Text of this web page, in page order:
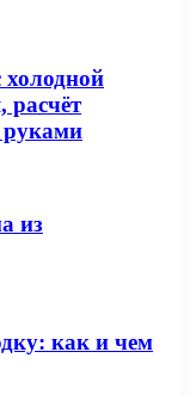
холодной
расчёт
из
как и чем